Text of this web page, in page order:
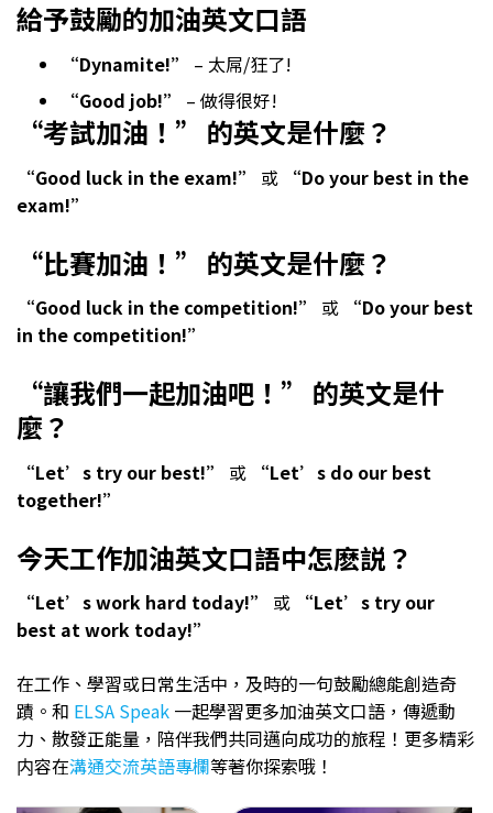
給予鼓勵的加油英文口語
“Dynamite!”
– 太屌/狂了!
“Good job!”
– 做得很好!
“考試加油！” 的英文是什麼？
“Good luck in the exam!” 或 “Do your best in the
exam!”
“比賽加油！” 的英文是什麼？
“Good luck in the competition!” 或 “Do your best
in the competition!”
“讓我們一起加油吧！” 的英文是什
麼？
“Let’s try our best!” 或 “Let’s do our best
together!”
今天工作加油英文口語中怎麽説？
“Let’s work hard today!” 或 “Let’s try our
best at work today!”
在工作、學習或日常生活中，及時的一句鼓勵總能創造奇
蹟。和 ELSA Speak 一起學習更多加油英文口語，傳遞動
力、散發正能量，陪伴我們共同邁向成功的旅程！更多精彩
内容在溝通交流英語專欄等著你探索哦！